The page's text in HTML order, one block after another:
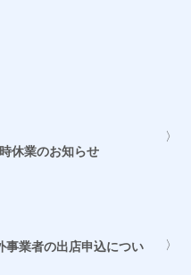
休業のお知らせ
事業者の出店申込につい